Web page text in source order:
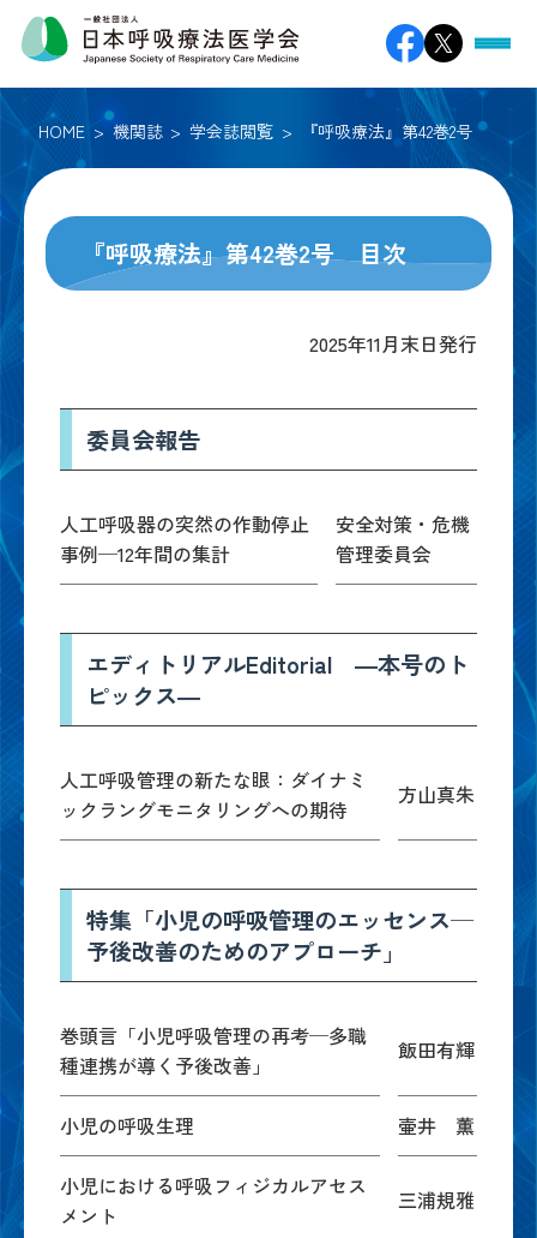
HOME 機関誌 学会誌閲覧 『呼吸療法』第42巻2号
『呼吸療法』第42巻2号 目次
2025年11月末日発行
委員会報告
人工呼吸器の突然の作動停止
事例─12年間の集計
安全対策・危機
管理委員会
エディトリアルEditorial ―本号のト
ピックス―
人工呼吸管理の新たな眼：ダイナミ
ックラングモニタリングへの期待
方山真朱
特集「小児の呼吸管理のエッセンス─
予後改善のためのアプローチ」
巻頭言「小児呼吸管理の再考─多職
種連携が導く予後改善」
飯田有輝
小児の呼吸生理 壷井 薫
小児における呼吸フィジカルアセス
メント
三浦規雅